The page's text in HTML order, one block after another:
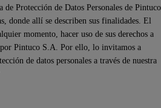
Protección de Datos Personales de Pintuco
donde allí se describen sus finalidades. El
momento, hacer uso de sus derechos a
por Pintuco S.A. Por ello, lo invitamos a
de datos personales a través de nuestra